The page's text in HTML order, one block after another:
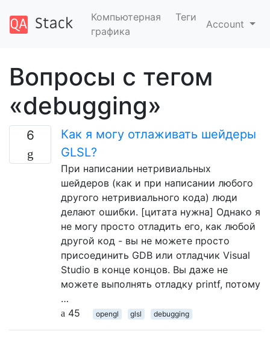
Компьютерная
графика
Теги
Account
Вопросы с тегом
«debugging»
6
Как я могу отлаживать шейдеры
GLSL?
При написании нетривиальных
шейдеров (как и при написании любого
другого нетривиального кода) люди
делают ошибки. [цитата нужна] Однако я
не могу просто отладить его, как любой
другой код - вы не можете просто
присоединить GDB или отладчик Visual
Studio в конце концов. Вы даже не
можете выполнять отладку printf, потому
…
45
opengl glsl debugging